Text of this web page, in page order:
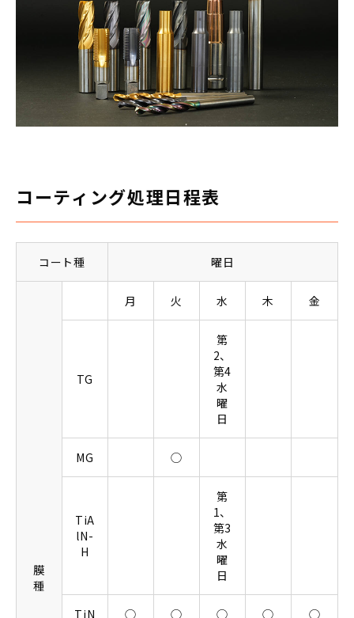
コーティング処理日程表
コート種 曜日
膜
種
月 火 水 木 金
TG
第
2、
第4
水
曜
日
MG ◯
TiA
lN-
H
第
1、
第3
水
曜
日
TiN ◯ ◯ ◯ ◯ ◯